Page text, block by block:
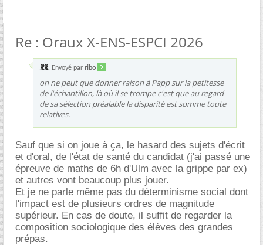
Re : Oraux X-ENS-ESPCI 2026
Envoyé par ribo
on ne peut que donner raison à Papp sur la petitesse
de l'échantillon, là où il se trompe c'est que au regard
de sa sélection préalable la disparité est somme toute
relatives.
Sauf que si on joue à ça, le hasard des sujets d'écrit
et d'oral, de l'état de santé du candidat (j'ai passé une
épreuve de maths de 6h d'Ulm avec la grippe par ex)
et autres vont beaucoup plus jouer.
Et je ne parle même pas du déterminisme social dont
l'impact est de plusieurs ordres de magnitude
supérieur. En cas de doute, il suffit de regarder la
composition sociologique des élèves des grandes
prépas.